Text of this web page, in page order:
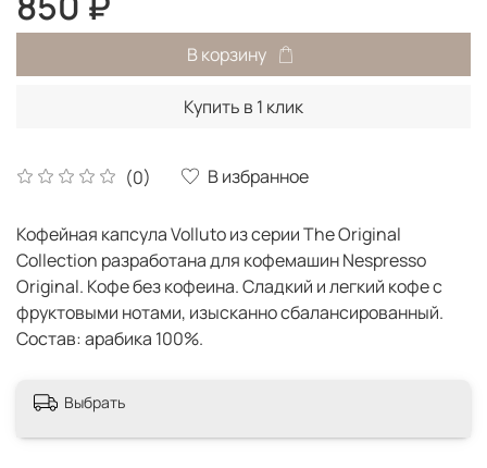
(0) В избранное
В корзину
Купить в 1 клик
Кофейная капсула Volluto из серии The Original
Collection разработана для кофемашин Nespresso
Original. Кофе без кофеина. Сладкий и легкий кофе с
фруктовыми нотами, изысканно сбалансированный.
Состав: арабика 100%.
Выбрать